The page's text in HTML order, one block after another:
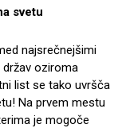
svetu
najsrečnejšimi
držav oziroma
list se tako uvršča
Na prvem mestu
je mogoče